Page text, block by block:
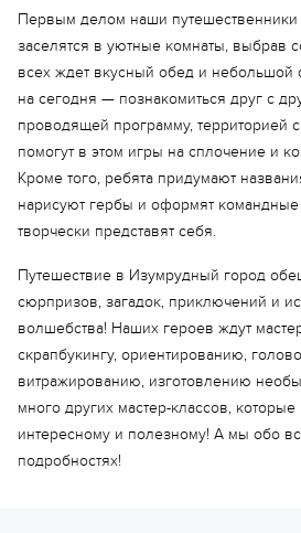
Первым делом наши путешественники
заселятся в уютные комнаты, выбрав
всех ждет вкусный обед и небольшой
на сегодня — познакомиться друг с
проводящей программу, территорией
помогут в этом игры на сплочение и
Кроме того, ребята придумают
нарисуют гербы и оформят командные
творчески представят себя.
Путешествие в Изумрудный город
сюрпризов, загадок, приключений и
волшебства! Наших героев ждут
скрапбукингу, ориентированию,
витражированию, изготовлению
много других мастер-классов, которые
интересному и полезному! А мы обо
подробностях!